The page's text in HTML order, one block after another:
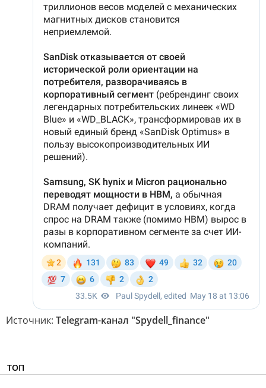
Источник: Telegram-канал "Spydell_finance"
ТОП